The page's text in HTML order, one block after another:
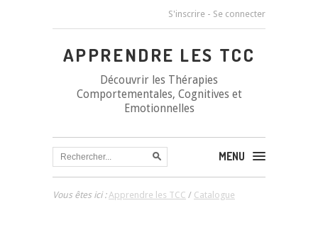
S'inscrire - Se connecter
APPRENDRE LES TCC
Découvrir les Thérapies
Comportementales, Cognitives et
Emotionnelles
MENU
Vous êtes ici :Apprendre les TCC / Catalogue